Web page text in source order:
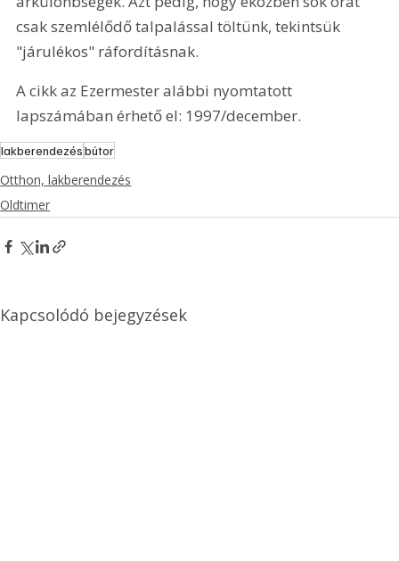
csak szemlélődő talpalással töltünk, tekintsük
"járulékos" ráfordításnak.
A cikk az Ezermester alábbi nyomtatott
lapszámában érhető el: 1997/december.
lakberendezésbútor
Otthon, lakberendezés
Oldtimer
Kapcsolódó bejegyzések